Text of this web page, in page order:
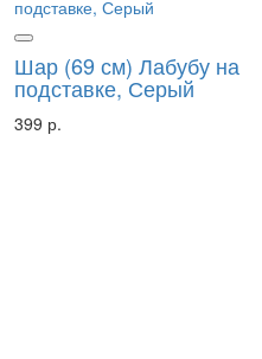
Шар (69 см) Лабубу на
подставке, Серый
399 р.